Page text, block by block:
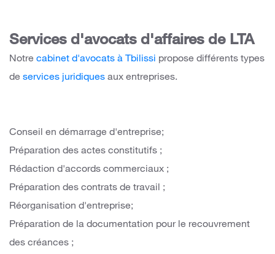
Services d'avocats d'affaires de LTA
Notre cabinet d'avocats à Tbilissi propose différents types
de services juridiques aux entreprises.
Conseil en démarrage d'entreprise;
Préparation des actes constitutifs ;
Rédaction d'accords commerciaux ;
Préparation des contrats de travail ;
Réorganisation d'entreprise;
Préparation de la documentation pour le recouvrement
des créances ;